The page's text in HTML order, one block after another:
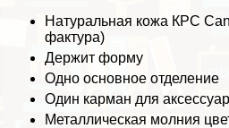
Натуральная кожа КРС
фактура)
Держит форму
Одно основное отделение
Один карман для
Металлическая молния